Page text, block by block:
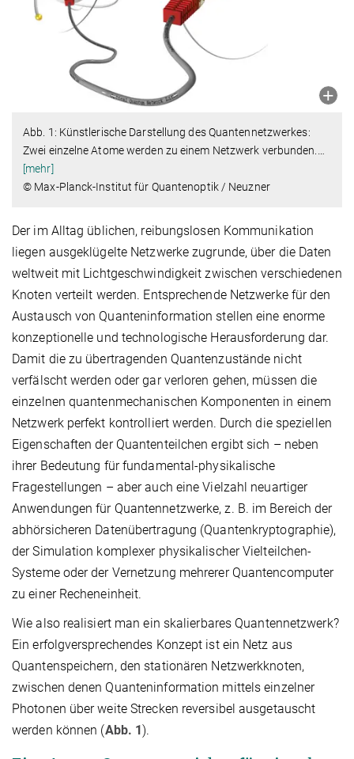
Abb. 1: Künstlerische Darstellung des Quantennetzwerkes:
Zwei einzelne Atome werden zu einem Netzwerk verbunden.
[mehr]
© Max-Planck-Institut für Quantenoptik / Neuzner
Der im Alltag üblichen, reibungslosen Kommunikation
liegen ausgeklügelte Netzwerke zugrunde, über die Daten
weltweit mit Lichtgeschwindigkeit zwischen verschiedenen
Knoten verteilt werden. Entsprechende Netzwerke für den
Austausch von Quanteninformation stellen eine enorme
konzeptionelle und technologische Herausforderung dar.
Damit die zu übertragenden Quantenzustände nicht
verfälscht werden oder gar verloren gehen, müssen die
einzelnen quantenmechanischen Komponenten in einem
Netzwerk perfekt kontrolliert werden. Durch die speziellen
Eigenschaften der Quantenteilchen ergibt sich – neben
ihrer Bedeutung für fundamental-physikalische
Fragestellungen – aber auch eine Vielzahl neuartiger
Anwendungen für Quantennetzwerke, z. B. im Bereich der
abhörsicheren Datenübertragung (Quantenkryptographie),
der Simulation komplexer physikalischer Vielteilchen-
Systeme oder der Vernetzung mehrerer Quantencomputer
zu einer Recheneinheit.
Wie also realisiert man ein skalierbares Quantennetzwerk?
Ein erfolgversprechendes Konzept ist ein Netz aus
Quantenspeichern, den stationären Netzwerkknoten,
zwischen denen Quanteninformation mittels einzelner
Photonen über weite Strecken reversibel ausgetauscht
werden können (Abb. 1 ).